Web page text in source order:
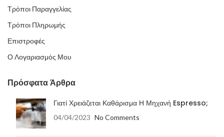
Τρόποι Παραγγελίας
Τρόποι Πληρωμής
Επιστροφές
Ο Λογαριασμός Μου
Πρόσφατα Άρθρα
Γιατί Χρειάζεται Καθάρισμα Η Μηχανή Espresso;
04/04/2023 No Comments